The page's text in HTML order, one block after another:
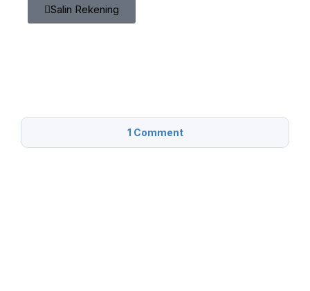
Salin Rekening
1 Comment